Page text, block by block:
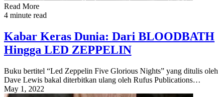
Read More
4 minute read
Kabar Keras Dunia: Dari BLOODBATH
Hingga LED ZEPPELIN
Buku bertitel “Led Zeppelin Five Glorious Nights” yang ditulis oleh
Dave Lewis bakal diterbitkan ulang oleh Rufus Publications…
May 1, 2022